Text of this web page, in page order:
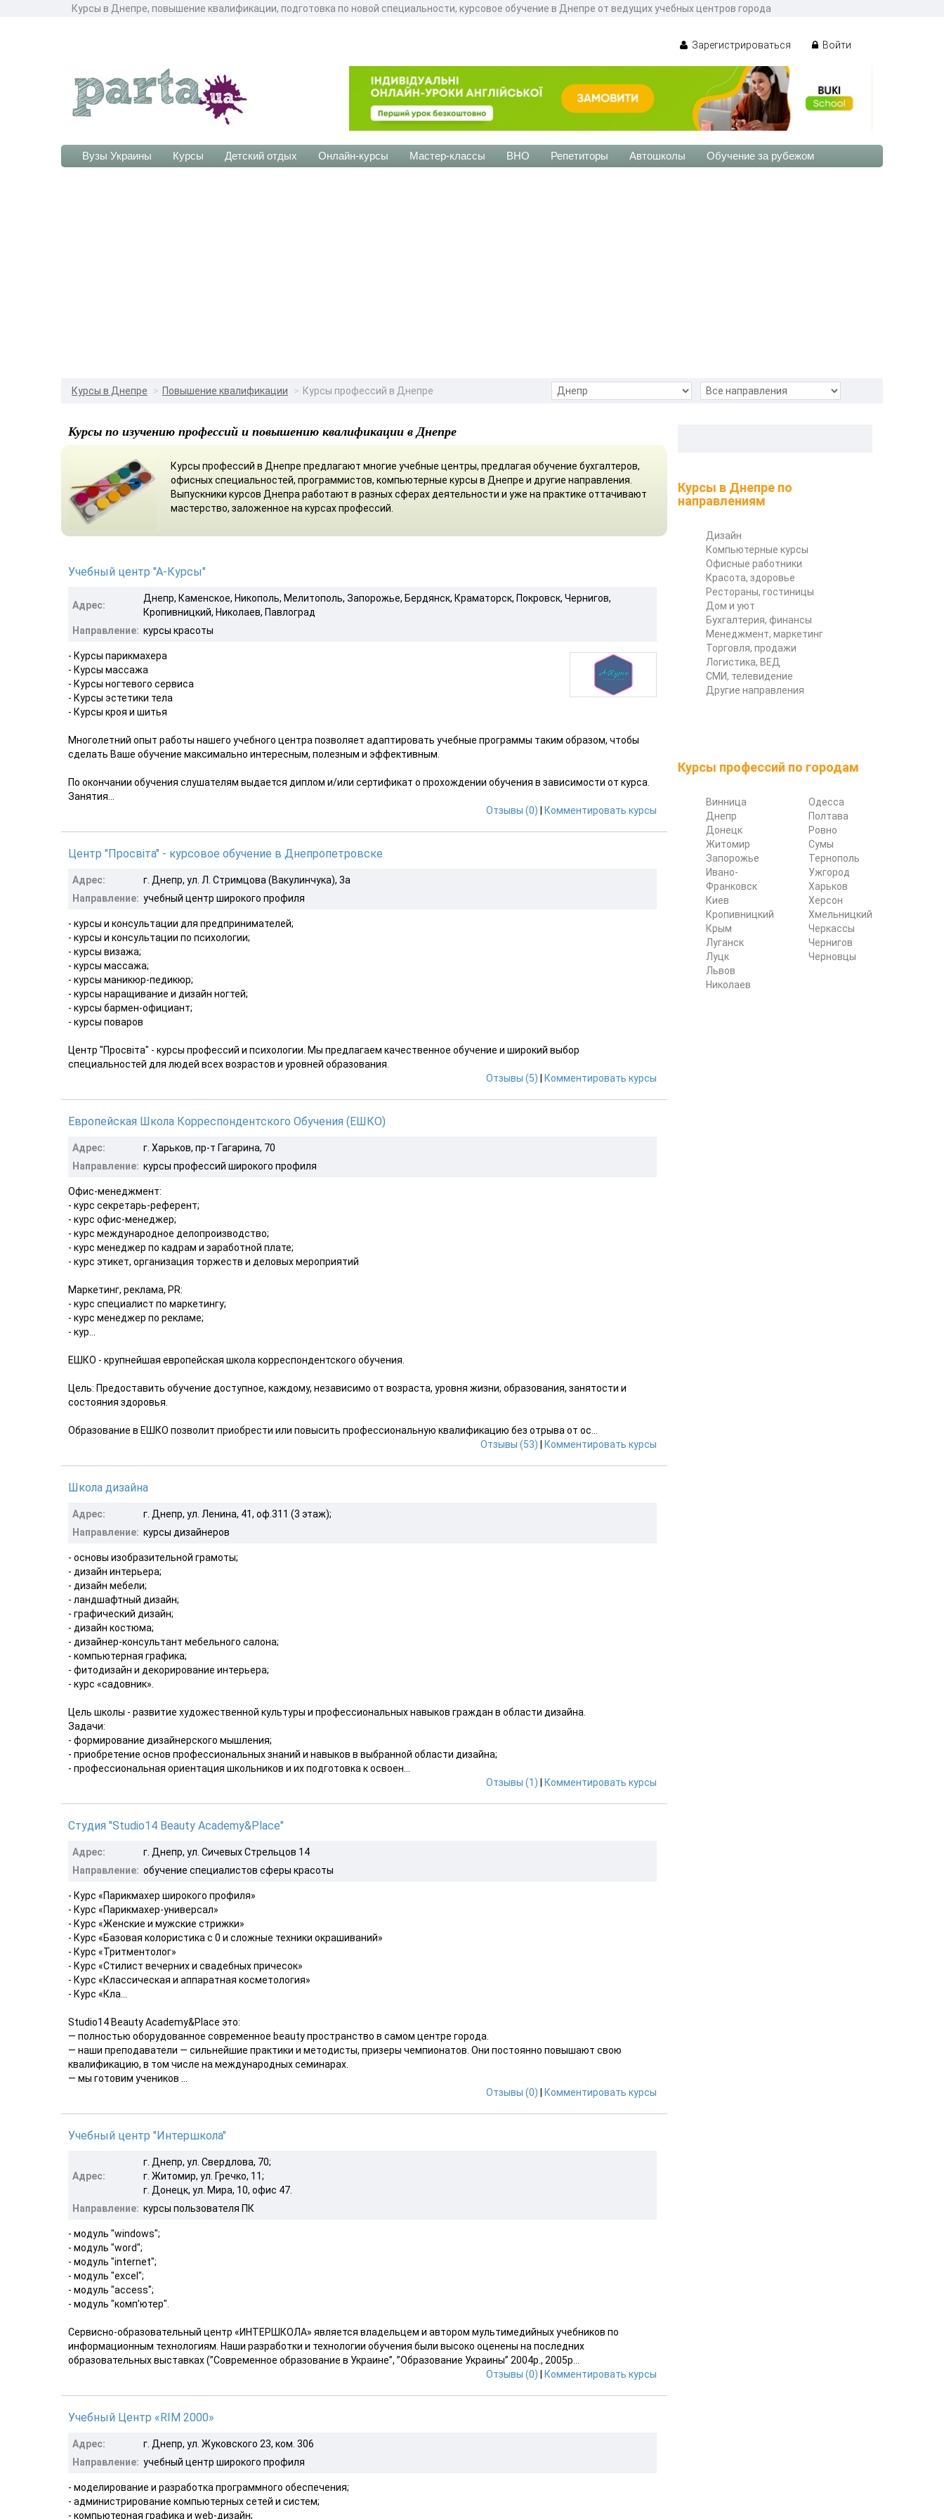
Курсы в Днепре, повышение квалификации, подготовка по новой специальности, курсовое обучение в Днепре от ведущих учебных центров города
Зарегистрироваться Войти
Вузы Украины Курсы Детский отдых Онлайн-курсы Мастер-классы ВНО Репетиторы Автошколы Обучение за рубежом
Курсы в Днепре Повышение квалификации Курсы профессий в Днепре
Курсы по изучению профессий и повышению квалификации в Днепре
Курсы профессий в Днепре предлагают многие учебные центры, предлагая обучение бухгалтеров,
офисных специальностей, программистов, компьютерные курсы в Днепре и другие направления.
Выпускники курсов Днепра работают в разных сферах деятельности и уже на практике оттачивают
мастерство, заложенное на курсах профессий.
Учебный центр "А-Курсы"
Адрес:
Днепр, Каменское, Никополь, Мелитополь, Запорожье, Бердянск, Краматорск, Покровск, Чернигов,
Кропивницкий, Николаев, Павлоград
Направление: курсы красоты
- Курсы парикмахера
- Курсы массажа
- Курсы ногтевого сервиса
- Курсы эстетики тела
- Курсы кроя и шитья
Многолетний опыт работы нашего учебного центра позволяет адаптировать учебные программы таким образом, чтобы
сделать Ваше обучение максимально интересным, полезным и эффективным.
По окончании обучения слушателям выдается диплом и/или сертификат о прохождении обучения в зависимости от курса.
Занятия...
Отзывы (0)
Комментировать курсы
Центр "Просвiта" - курсовое обучение в Днепропетровске
Адрес:
г. Днепр, ул. Л. Стримцова (Вакулинчука), 3а
Направление: учебный центр широкого профиля
- курсы и консультации для предпринимателей;
- курсы и консультации по психологии;
- курсы визажа;
- курсы массажа;
- курсы маникюр-педикюр;
- курсы наращивание и дизайн ногтей;
- курсы бармен-официант;
- курсы поваров
Центр "Просвiта" - курсы профессий и психологии. Мы предлагаем качественное обучение и широкий выбор
специальностей для людей всех возрастов и уровней образования.
Отзывы (5)
Комментировать курсы
Европейская Школа Корреспондентского Обучения (ЕШКО)
Адрес:
г. Харьков, пр-т Гагарина, 70
Направление: курсы профессий широкого профиля
Офис-менеджмент:
- курс секретарь-референт;
- курс офис-менеджер;
- курс международное делопроизводство;
- курс менеджер по кадрам и заработной плате;
- курс этикет, организация торжеств и деловых мероприятий
Маркетинг, реклама, РR:
- курс специалист по маркетингу;
- курс менеджер по рекламе;
- кур...
ЕШКО - крупнейшая европейская школа корреспондентского обучения.
Цель: Предоставить обучение доступное, каждому, независимо от возраста, уровня жизни, образования, занятости и
состояния здоровья.
Образование в ЕШКО позволит приобрести или повысить профессиональную квалификацию без отрыва от ос...
Отзывы (53)
Комментировать курсы
Школа дизайна
Адрес:
г. Днепр, ул. Ленина, 41, оф.311 (3 этаж);
Направление: курсы дизайнеров
- основы изобразительной грамоты;
- дизайн интерьера;
- дизайн мебели;
- ландшафтный дизайн;
- графический дизайн;
- дизайн костюма;
- дизайнер-консультант мебельного салона;
- компьютерная графика;
- фитодизайн и декорирование интерьера;
- курс «садовник».
Цель школы - развитие художественной культуры и профессиональных навыков граждан в области дизайна.
Задачи:
- формирование дизайнерского мышления;
- приобретение основ профессиональных знаний и навыков в выбранной области дизайна;
- профессиональная ориентация школьников и их подготовка к освоен...
Отзывы (1)
Комментировать курсы
Студия "Studio14 Beauty Academy&Place"
Адрес:
г. Днепр, ул. Сичевых Стрельцов 14
Направление: обучение специалистов сферы красоты
- Курс «Парикмахер широкого профиля»
- Курс «Парикмахер-универсал»
- Курс «Женские и мужские стрижки»
- Курс «Базовая колористика с 0 и сложные техники окрашиваний»
- Курс «Тритментолог»
- Курс «Стилист вечерних и свадебных причесок»
- Курс «Классическая и аппаратная косметология»
- Курс «Кла...
Studio14 Beauty Academy&Place это:
— полностью оборудованное современное beauty пространство в самом центре города.
— наши преподаватели — сильнейшие практики и методисты, призеры чемпионатов. Они постоянно повышают свою
квалификацию, в том числе на международных семинарах.
— мы готовим учеников ...
Отзывы (0)
Комментировать курсы
Учебный центр "Интершкола"
Адрес:
г. Днепр, ул. Свердлова, 70;
г. Житомир, ул. Гречко, 11;
г. Донецк, ул. Мира, 10, офис 47.
Направление: курсы пользователя ПК
- модуль "windows";
- модуль "word";
- модуль "internet";
- модуль "excel";
- модуль "access";
- модуль "комп'ютер".
Cервисно-образовательный центр «ИНТЕРШКОЛА» является владельцем и автором мультимедийных учебников по
информационным технологиям. Наши разработки и технологии обучения были высоко оценены на последних
образовательных выставках (”Современное образование в Украине”, ”Образование Украины” 2004р., 2005р...
Отзывы (0)
Комментировать курсы
Учебный Центр «RIM 2000»
Адрес:
г. Днепр, ул. Жуковского 23, ком. 306
Направление: учебный центр широкого профиля
- моделирование и разработка программного обеспечения;
- администрирование компьютерных сетей и систем;
- компьютерная графика и web-дизайн;
Курсы в Днепре по
направлениям
Дизайн
Компьютерные курсы
Офисные работники
Красота, здоровье
Рестораны, гостиницы
Дом и уют
Бухгалтерия, финансы
Менеджмент, маркетинг
Торговля, продажи
Логистика, ВЕД
СМИ, телевидение
Другие направления
Курсы профессий по городам
Винница
Днепр
Донецк
Житомир
Запорожье
Ивано-
Франковск
Киев
Кропивницкий
Крым
Луганск
Луцк
Львов
Николаев
Одесса
Полтава
Ровно
Сумы
Тернополь
Ужгород
Харьков
Херсон
Хмельницкий
Черкассы
Чернигов
Черновцы